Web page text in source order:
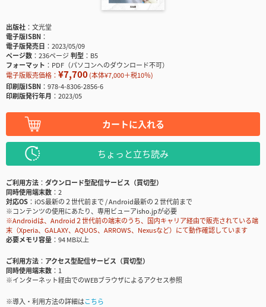
出版社
文光堂
電子版ISBN
電子版発売日
2023/05/09
ページ数
236ページ判型
B5
フォーマット
PDF（パソコンへのダウンロード不可）
電子版販売価格： ¥7,700(本体¥7,000＋税10％)
印刷版ISBN
978-4-8306-2856-6
印刷版発行年月
2023/05
カートに入れる
ちょっと立ち読み
ご利用方法
ダウンロード型配信サービス（買切型）
同時使用端末数
2
対応OS
iOS最新の２世代前まで / Android最新の２世代前まで
※コンテンツの使用にあたり、専用ビューアisho.jpが必要
※Androidは、Android２世代前の端末のうち、国内キャリア経由で販売されている端
末（Xperia、GALAXY、AQUOS、ARROWS、Nexusなど）にて動作確認しています
必要メモリ容量
94 MB以上
ご利用方法
アクセス型配信サービス（買切型）
同時使用端末数
1
※インターネット経由でのWEBブラウザによるアクセス参照
※導入・利用方法の詳細はこちら